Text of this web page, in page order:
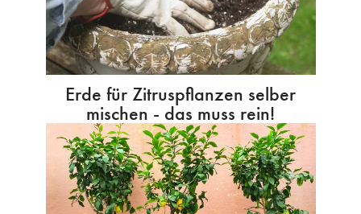
Erde für Zitruspflanzen selber
mischen - das muss rein!